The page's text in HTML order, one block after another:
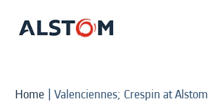
Home | Valenciennes; Crespin at Alstom